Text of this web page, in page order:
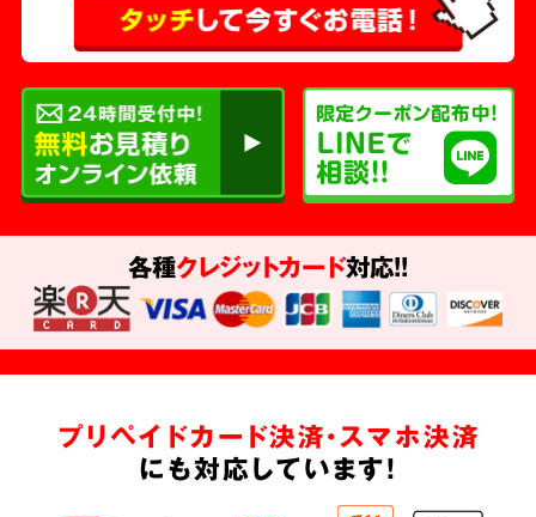
各種クレジットカード対応!!
プリペイドカード決済・スマホ決済
にも対応しています!